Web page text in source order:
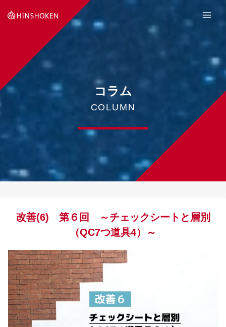
コラム
COLUMN
改善(6) 第６回 ～チェックシートと層別
（QC7つ道具4）～